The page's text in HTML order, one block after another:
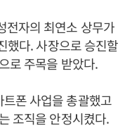
전자의 최연소 상무가
했다. 사장으로 승진할
로 주목을 받았다.
폰 사업을 총괄했고
조직을 안정시켰다.